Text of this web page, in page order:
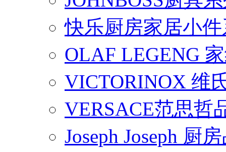
快乐厨房家居小
OLAF LEGENG
VICTORINOX 维
VERSACE范思哲
Joseph Joseph 厨